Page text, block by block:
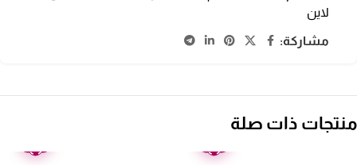
لاين
مشاركة:
منتجات ذات صلة